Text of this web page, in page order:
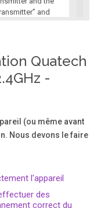
and
• Set the
front of the
output for
Plug one end
outlet and the
Quatech
-
(ou même avant
Nous devons le faire
l'appareil
des
correct du